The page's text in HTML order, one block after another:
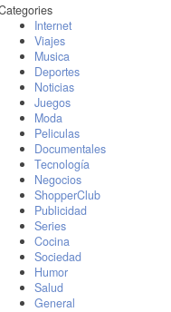
Internet
Viajes
Musica
Deportes
Noticias
Juegos
Moda
Peliculas
Documentales
Tecnología
Negocios
ShopperClub
Publicidad
Series
Cocina
Sociedad
Humor
Salud
General